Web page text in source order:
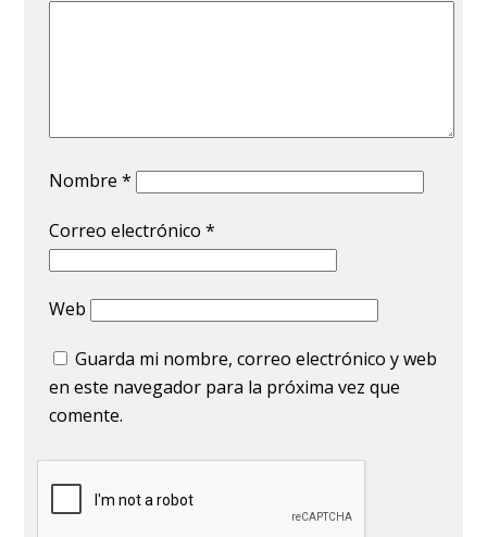
Nombre*
Correo electrónico*
Web
Guarda mi nombre, correo electrónico y web
en este navegador para la próxima vez que
comente.